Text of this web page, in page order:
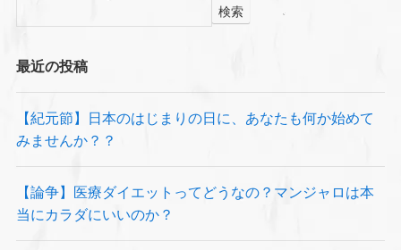
検索
最近の投稿
【紀元節】日本のはじまりの日に、あなたも何か始めて
みませんか？？
【論争】医療ダイエットってどうなの？マンジャロは本
当にカラダにいいのか？